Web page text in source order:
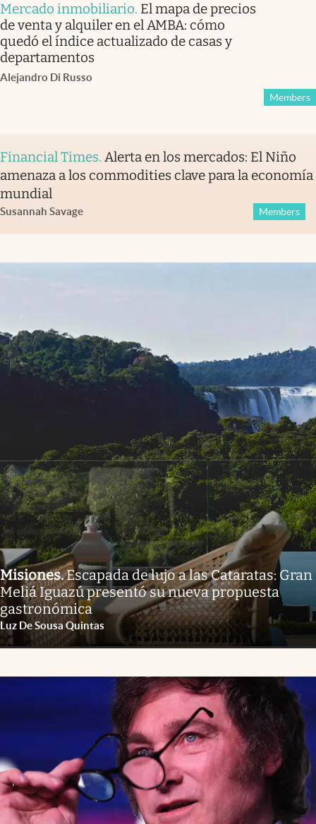
Mercado inmobiliario. El mapa de precios
de venta y alquiler en el AMBA: cómo
quedó el índice actualizado de casas y
departamentos
Alejandro Di Russo
Members
Financial Times. Alerta en los mercados: El Niño
amenaza a los commodities clave para la economía
mundial
Susannah Savage Members
Misiones.Escapada de lujo a las Cataratas: Gran
Meliá Iguazú presentó su nueva propuesta
gastronómica
Luz De Sousa Quintas